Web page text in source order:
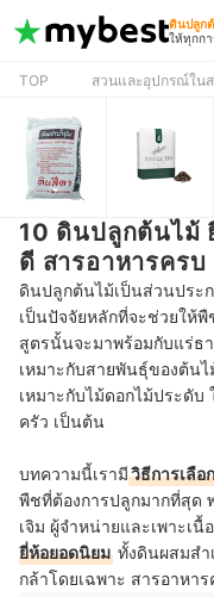
ดินปลูก
ให้ทุกกา
TOP สวนและอุปกรณ์ใน
10 ดินปลูกต้นไม้
ดี สารอาหารครบ
ดินปลูกต้นไม้เป็นส่วนประ
เป็นปัจจัยหลักที่จะช่วยให้
สูตรนั้นจะมาพร้อมกับแร่ธ
เหมาะกับสายพันธุ์ของต้น
เหมาะกับไม้ดอกไม้ประดั
ครัว เป็นต้น
บทความนี้เรามีวิธีการเลื
พืชที่ต้องการปลูกมากที่สุด
เจิม ผู้จำหน่ายและเพาะเนื้
ยี่ห้อยอดนิยม ทั้งดินผสมสำ
กล้าโดยเฉพาะ สารอาหา